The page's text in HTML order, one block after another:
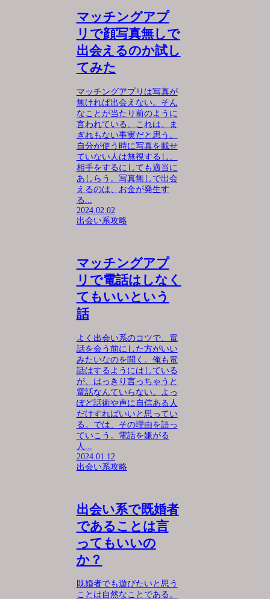
マッチングアプ
リで顔写真無しで
出会えるのか試し
てみた
マッチングアプリは写真が
無ければ出会えない。そん
なことが当たり前のように
言われている。これは、ま
ぎれもない事実だと思う。
自分が使う時に写真を載せ
ていない人は無視するし、
相手をするにしても適当に
あしらう。写真無しで出会
えるのは、お金が発生す
る...
2024.02.02
出会い系攻略
マッチングアプ
リで電話はしなく
てもいいという
話
よく出会い系のコツで、電
話を会う前にした方がいい
みたいなのを聞く。俺も電
話はするようにはしている
が、はっきり言っちゃうと
電話なんていらない。よっ
ぽど話術や声に自信ある人
だけすればいいと思ってい
る。では、その理由を語っ
ていこう。電話を嫌がる
人...
2024.01.12
出会い系攻略
出会い系で既婚者
であることは言
ってもいいの
か？
既婚者でも遊びたいと思う
ことは自然なことである。